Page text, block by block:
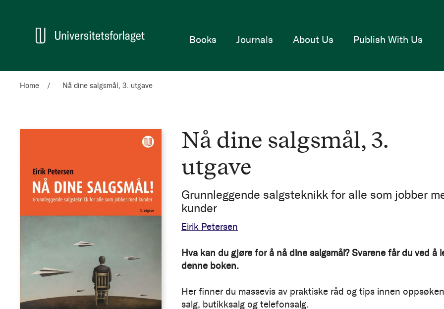
Home
Books Journals About Us Publish With Us
Home Nå dine salgsmål, 3. utgave
Nå dine salgsmål, 3.
utgave
Grunnleggende salgsteknikk for alle som jobber
kunder
Eirik Petersen
Hva kan du gjøre for å nå dine salgsmål? Svarene får du ved å
denne boken.
Her finner du massevis av praktiske råd og tips innen
salg, butikksalg og telefonsalg.